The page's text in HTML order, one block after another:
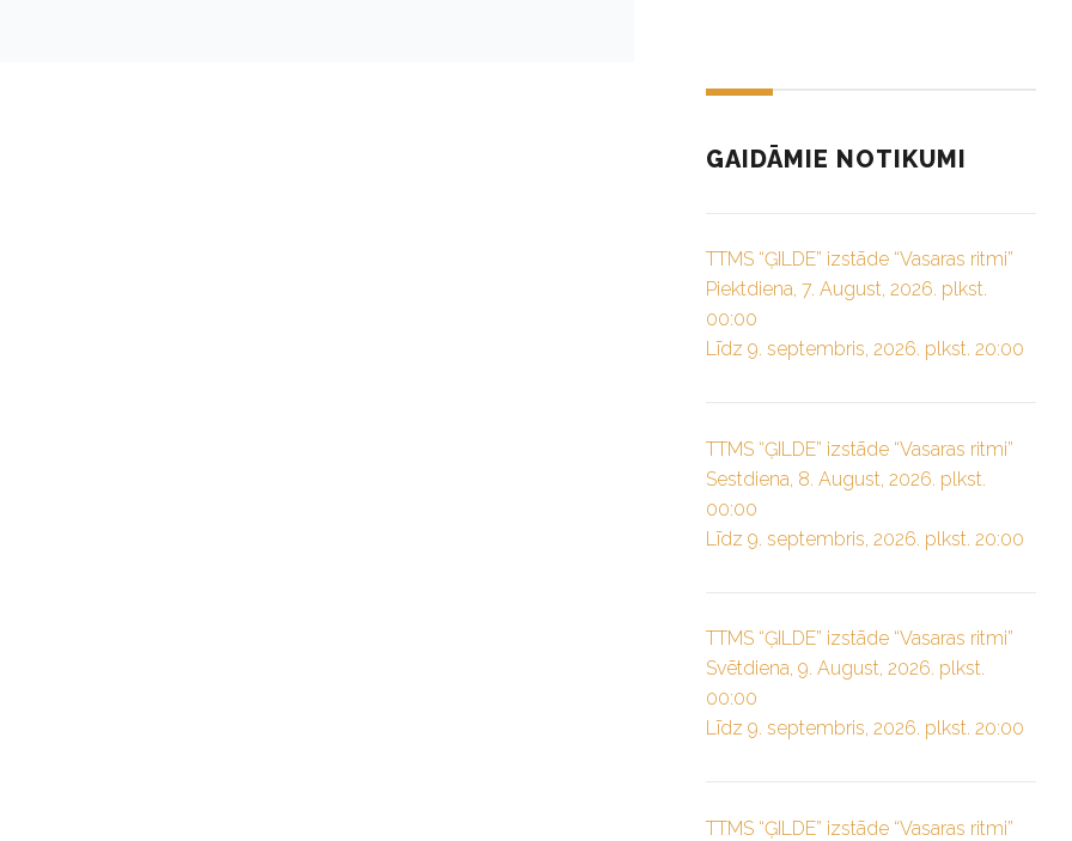
GAIDĀMIE NOTIKUMI
TTMS “ĢILDE” izstāde “Vasaras ritmi”
Piektdiena, 7. August, 2026. plkst.
00:00
Līdz 9. septembris, 2026. plkst. 20:00
TTMS “ĢILDE” izstāde “Vasaras ritmi”
Sestdiena, 8. August, 2026. plkst.
00:00
Līdz 9. septembris, 2026. plkst. 20:00
TTMS “ĢILDE” izstāde “Vasaras ritmi”
Svētdiena, 9. August, 2026. plkst.
00:00
Līdz 9. septembris, 2026. plkst. 20:00
TTMS “ĢILDE” izstāde “Vasaras ritmi”